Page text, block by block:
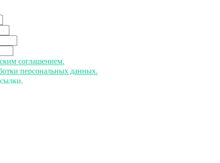
соглашением.
персональных данных.